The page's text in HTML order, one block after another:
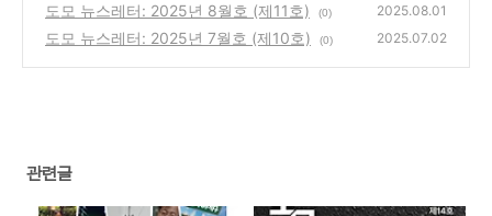
도모 뉴스레터: 2025년 8월호 (제11호) (0) 2025.08.01
도모 뉴스레터: 2025년 7월호 (제10호) (0) 2025.07.02
관련글